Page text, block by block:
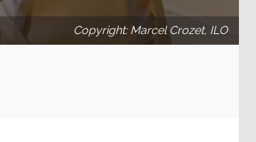
Copyright: Marcel Crozet, ILO